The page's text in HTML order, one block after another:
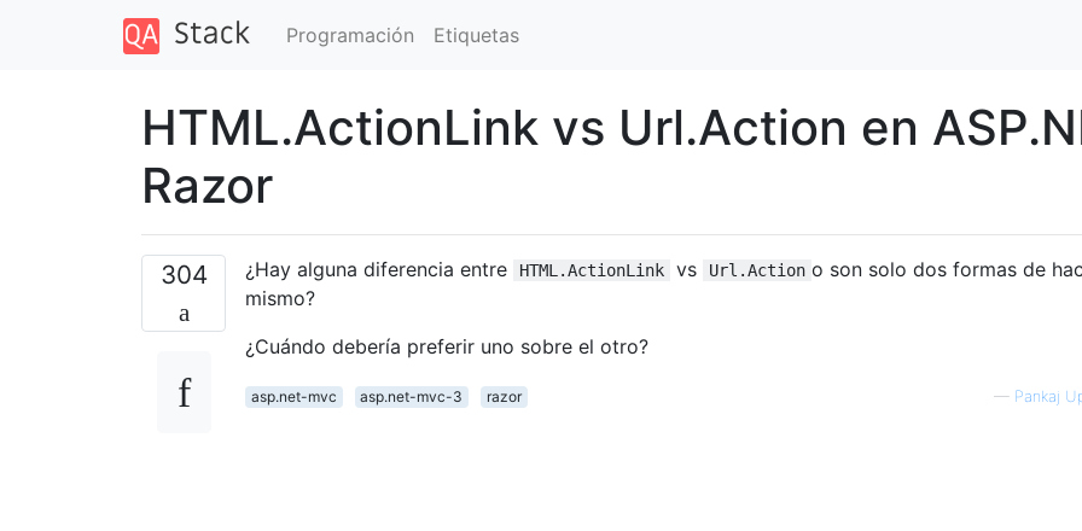
Programación Etiquetas
HTML.ActionLink vs Url.Action en
Razor
304 ¿Hay alguna diferencia entre HTML.ActionLink vs Url.Action o son solo dos formas de
mismo?
¿Cuándo debería preferir uno sobre el otro?
asp.net-mvc asp.net-mvc-3 razor — Pankaj